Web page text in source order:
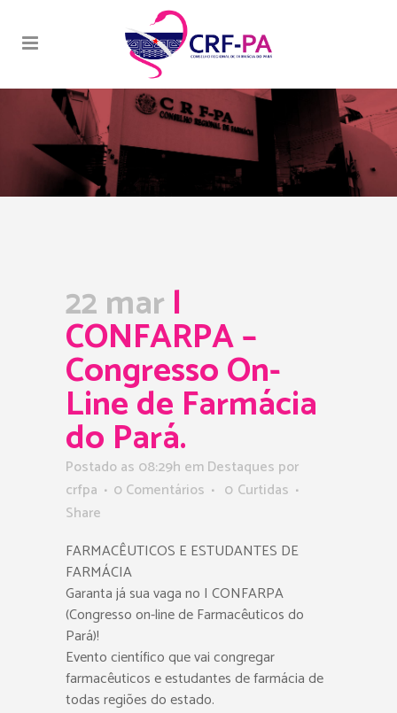
22 marl
CONFARPA –
Congresso On-
Line de Farmácia
do Pará.
Postado as 08:29h emDestaques por
crfpa
0 Comentários 0 Curtidas
Share
FARMACÊUTICOS E ESTUDANTES DE
FARMÁCIA
Garanta já sua vaga no I CONFARPA
(Congresso on-line de Farmacêuticos do
Pará)!
Evento científico que vai congregar
farmacêuticos e estudantes de farmácia de
todas regiões do estado.